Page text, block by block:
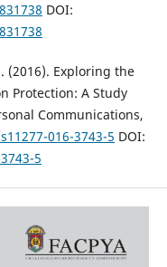
DOI:
(2016). Exploring the
Protection: A Study
Communications,
016-3743-5 DOI:
5